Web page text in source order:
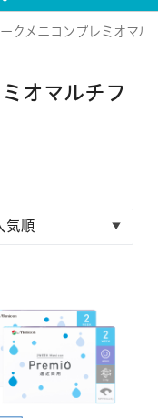
ン&ジョンソ
シュロム
シード
メニコン
再購入）
クメニコンプレミオマル
オマルチフ